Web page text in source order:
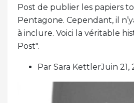
Post de publier les papiers
Pentagone. Cependant, il
à inclure. Voici la véritable
Post".
Par Sara KettlerJuin 21,